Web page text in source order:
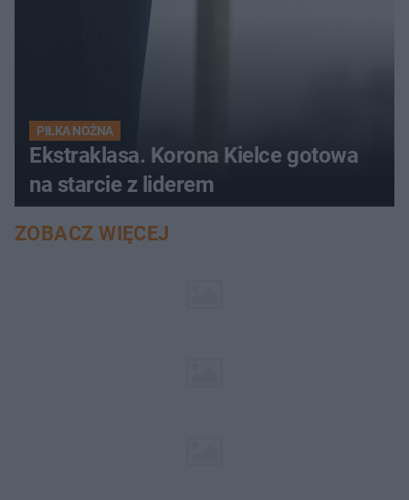
PIŁKA NOŻNA
Ekstraklasa. Korona Kielce gotowa
na starcie z liderem
ZOBACZ WIĘCEJ